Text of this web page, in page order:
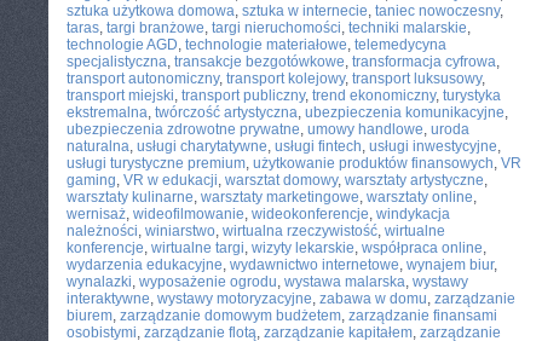
sztuka użytkowa domowa, sztuka w internecie, taniec nowoczesny,
taras, targi branżowe, targi nieruchomości, techniki malarskie,
technologie AGD, technologie materiałowe, telemedycyna
specjalistyczna, transakcje bezgotówkowe, transformacja cyfrowa,
transport autonomiczny, transport kolejowy, transport luksusowy,
transport miejski, transport publiczny, trend ekonomiczny, turystyka
ekstremalna, twórczość artystyczna, ubezpieczenia komunikacyjne,
ubezpieczenia zdrowotne prywatne, umowy handlowe, uroda
naturalna, usługi charytatywne, usługi fintech, usługi inwestycyjne,
usługi turystyczne premium, użytkowanie produktów finansowych, VR
gaming, VR w edukacji, warsztat domowy, warsztaty artystyczne,
warsztaty kulinarne, warsztaty marketingowe, warsztaty online,
wernisaż, wideofilmowanie, wideokonferencje, windykacja
należności, winiarstwo, wirtualna rzeczywistość, wirtualne
konferencje, wirtualne targi, wizyty lekarskie, współpraca online,
wydarzenia edukacyjne, wydawnictwo internetowe, wynajem biur,
wynalazki, wyposażenie ogrodu, wystawa malarska, wystawy
interaktywne, wystawy motoryzacyjne, zabawa w domu, zarządzanie
biurem, zarządzanie domowym budżetem, zarządzanie finansami
osobistymi, zarządzanie flotą, zarządzanie kapitałem, zarządzanie